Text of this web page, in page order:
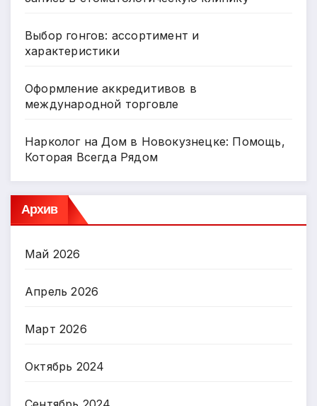
Выбор гонгов: ассортимент и
характеристики
Оформление аккредитивов в
международной торговле
Нарколог на Дом в Новокузнецке: Помощь,
Которая Всегда Рядом
Архив
Май 2026
Апрель 2026
Март 2026
Октябрь 2024